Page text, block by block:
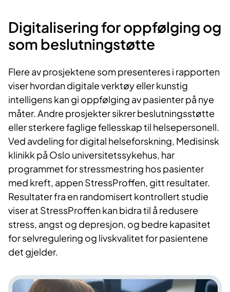
Digitalisering for oppfølging​ og
som beslutningstøtte
Flere av prosjektene som presenteres i rapporten
viser hvordan digitale verktøy eller kunstig
intelligens kan gi oppfølging av pasienter på nye
måter. Andre prosjekter sikrer beslutningsstøtte
eller sterkere faglige fellesskap til helsepersonell.
​Ved avdeling for digital helseforskning, Medisinsk
klinikk på Oslo universitetssykehus, har
programmet for stressmestring hos pasienter
med kreft, appen StressProffen, gitt resultater.
Resultater fra en randomisert kont​rollert studie
viser at StressProffen kan bidra til å redusere
stress, angst og depresjon, og bedre kapasitet
for selvregulering og livskvalitet for pasientene
det gjelder.